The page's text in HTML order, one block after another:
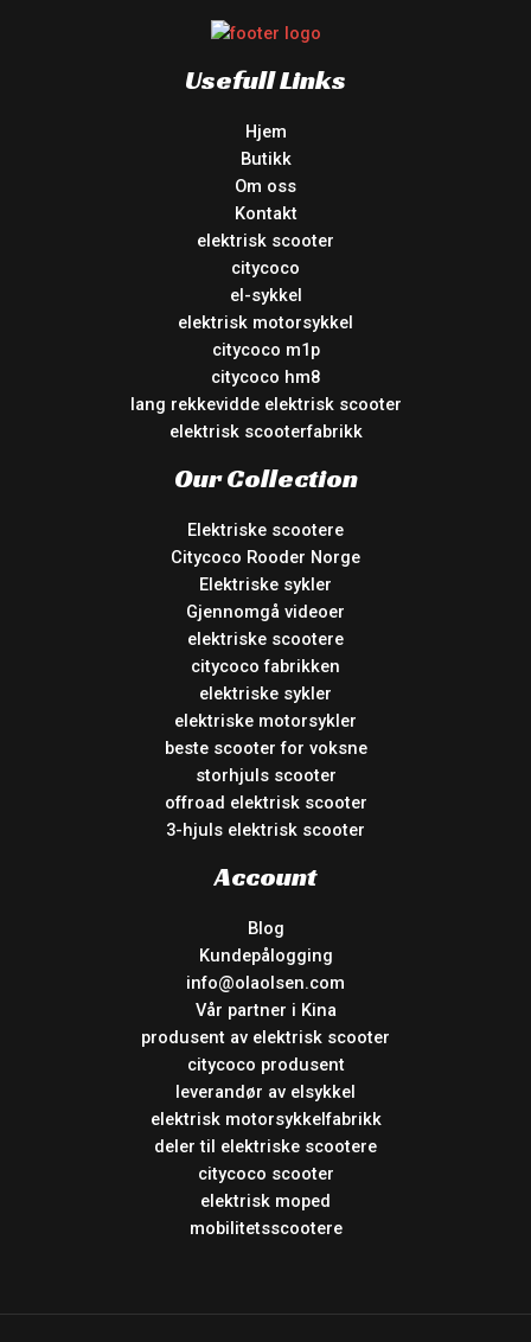
Usefull Links
Hjem
Butikk
Om oss
Kontakt
elektrisk scooter
citycoco
el-sykkel
elektrisk motorsykkel
citycoco m1p
citycoco hm8
lang rekkevidde elektrisk scooter
elektrisk scooterfabrikk
Our Collection
Elektriske scootere
Citycoco Rooder Norge
Elektriske sykler
Gjennomgå videoer
elektriske scootere
citycoco fabrikken
elektriske sykler
elektriske motorsykler
beste scooter for voksne
storhjuls scooter
offroad elektrisk scooter
3-hjuls elektrisk scooter
Account
Blog
Kundepålogging
info@olaolsen.com
Vår partner i Kina
produsent av elektrisk scooter
citycoco produsent
leverandør av elsykkel
elektrisk motorsykkelfabrikk
deler til elektriske scootere
citycoco scooter
elektrisk moped
mobilitetsscootere